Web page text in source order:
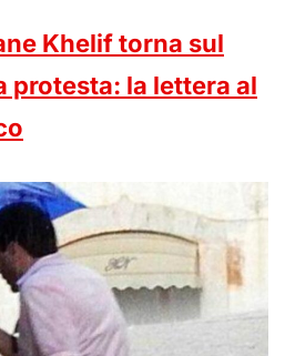
Khelif torna sul
protesta: la lettera al